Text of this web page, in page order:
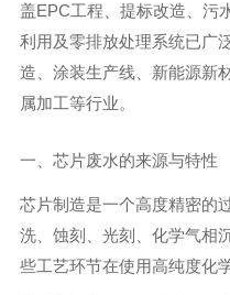
盖EPC工程、提标改造、污
利用及零排放处理系统已广
造、涂装生产线、新能源新
属加工等行业。
一、芯片废水的来源与特性
芯片制造是一个高度精密的
洗、蚀刻、光刻、化学气相
些工艺环节在使用高纯度化